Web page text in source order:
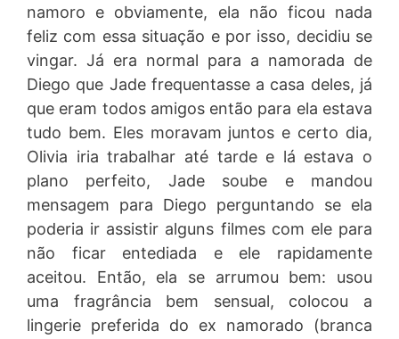
namoro e obviamente, ela não ficou nada
feliz com essa situação e por isso, decidiu se
vingar. Já era normal para a namorada de
Diego que Jade frequentasse a casa deles, já
que eram todos amigos então para ela estava
tudo bem. Eles moravam juntos e certo dia,
Olivia iria trabalhar até tarde e lá estava o
plano perfeito, Jade soube e mandou
mensagem para Diego perguntando se ela
poderia ir assistir alguns filmes com ele para
não ficar entediada e ele rapidamente
aceitou. Então, ela se arrumou bem: usou
uma fragrância bem sensual, colocou a
lingerie preferida do ex namorado (branca